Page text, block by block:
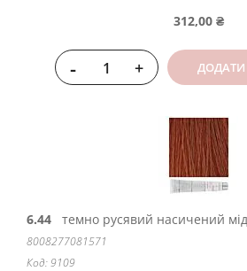
312,00 ₴
- +
6.44 темно русявий насичений
8008277081571
Код: 9109